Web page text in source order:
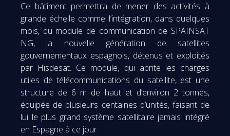
Ce bâtiment permettra de mener des activités à
grande échelle comme l’intégration, dans quelques
mois, du module de communication de SPAINSAT
NG, la nouvelle génération de satellites
gouvernementaux espagnols, détenus et exploités
par Hisdesat. Ce module, qui abrite les charges
utiles de télécommunications du satellite, est une
structure de 6 m de haut et d’environ 2 tonnes,
équipée de plusieurs centaines d’unités, faisant de
lui le plus grand système satellitaire jamais intégré
en Espagne à ce jour.